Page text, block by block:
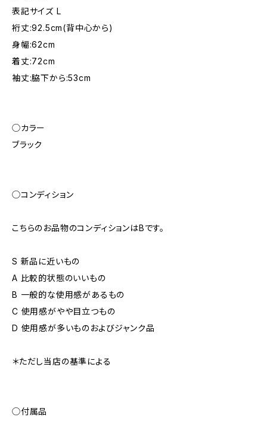
表記サイズ L
裄丈:92.5cm(背中心から)
身幅:62cm
着丈:72cm
袖丈:脇下から:53cm
◯カラー
ブラック
◯コンディション
こちらのお品物のコンディションはBです。
S 新品に近いもの
A 比較的状態のいいもの
B 一般的な使用感があるもの
C 使用感がやや目立つもの
D 使用感が多いものおよびジャンク品
＊ただし当店の基準による
◯付属品